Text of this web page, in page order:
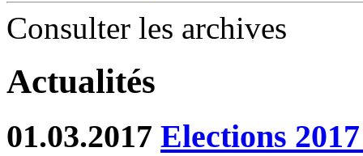
Consulter les archives
Actualités
01.03.2017 Elections